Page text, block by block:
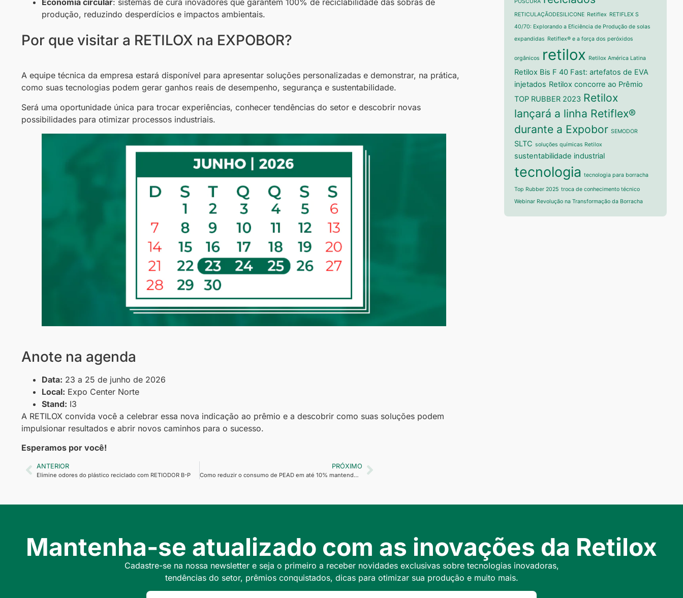
Economia circular: sistemas de cura inovadores que garantem 100% de reciclabilidade das sobras de
produção, reduzindo desperdícios e impactos ambientais.
Por que visitar a RETILOX na EXPOBOR?
A equipe técnica da empresa estará disponível para apresentar soluções personalizadas e demonstrar, na prática,
como suas tecnologias podem gerar ganhos reais de desempenho, segurança e sustentabilidade.
Será uma oportunidade única para trocar experiências, conhecer tendências do setor e descobrir novas
possibilidades para otimizar processos industriais.
Anote na agenda
Data: 23 a 25 de junho de 2026
Local: Expo Center Norte
Stand: I3
A RETILOX convida você a celebrar essa nova indicação ao prêmio e a descobrir como suas soluções podem
impulsionar resultados e abrir novos caminhos para o sucesso.
Esperamos por você!
ANTERIOR
Elimine odores do plástico reciclado com RETIODOR B-P
PRÓXIMO
Como reduzir o consumo de PEAD em até 10% mantendo a performance das peças
RETICULAÇÃODESILICONE Retiflex RETIFLEX S
40/70: Explorando a Eficiência de Produção de solas
expandidas Retiflex® e a força dos peróxidos
orgânicos retilox Retilox América Latina
Retilox Bis F 40 Fast: artefatos de EVA
injetados Retilox concorre ao Prêmio
TOP RUBBER 2023 Retilox
lançará a linha Retiflex®
durante a Expobor SEMODOR
SLTC soluções químicas Retilox
sustentabilidade industrial
tecnologia tecnologia para borracha
Top Rubber 2025 troca de conhecimento técnico
Webinar Revolução na Transformação da Borracha
Mantenha-se atualizado com as inovações da Retilox
Cadastre-se na nossa newsletter e seja o primeiro a receber novidades exclusivas sobre tecnologias inovadoras,
tendências do setor, prêmios conquistados, dicas para otimizar sua produção e muito mais.